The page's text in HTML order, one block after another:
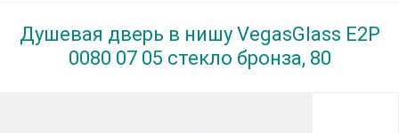
Душевая дверь в нишу VegasGlass E2P
0080 07 05 стекло бронза, 80